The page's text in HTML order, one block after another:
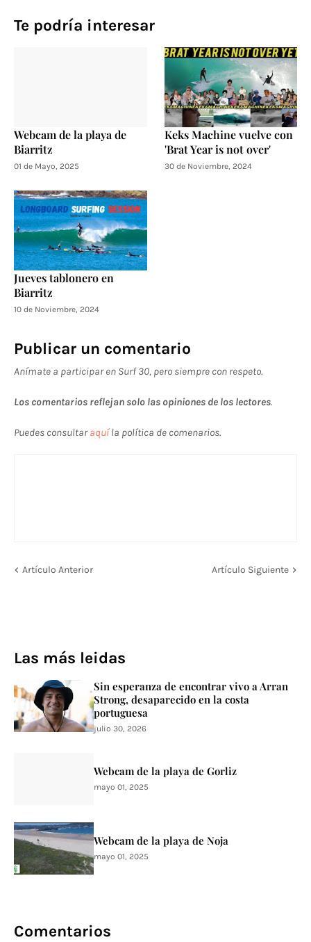
Te podría interesar
Webcam de la playa de
Biarritz
01 de Mayo, 2025
Keks Machine vuelve con
'Brat Year is not over'
30 de Noviembre, 2024
Jueves tablonero en
Biarritz
10 de Noviembre, 2024
Publicar un comentario
Anímate a participar en Surf 30, pero siempre con respeto.
Los comentarios reflejan solo las opiniones de los lectores.
Puedes consultaraquíla política de comenarios.
Artículo Anterior Artículo Siguiente
Las más leidas
Sin esperanza de encontrar vivo a Arran
Strong, desaparecido en la costa
portuguesa
julio 30, 2026
Webcam de la playa de Gorliz
mayo 01, 2025
Webcam de la playa de Noja
mayo 01, 2025
Comentarios